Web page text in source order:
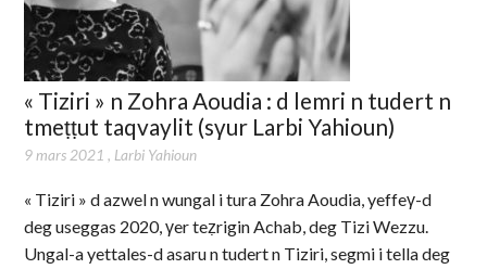
« Tiziri » n Zohra Aoudia : d lemri n tudert n
tmeṭṭut taqvaylit (sγur Larbi Yahioun)
9 mars 2021 , Larbi Yahioun
« Tiziri » d azwel n wungal i tura Zohra Aoudia, yeffeγ-d
deg useggas 2020, γer teẓrigin Achab, deg Tizi Wezzu.
Ungal-a yettales-d asaru n tudert n Tiziri, segmi i tella deg